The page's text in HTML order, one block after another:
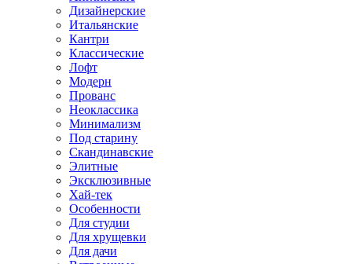
Дизайнерские
Итальянские
Кантри
Классические
Лофт
Модерн
Прованс
Неоклассика
Минимализм
Под старину
Скандинавские
Элитные
Эксклюзивные
Хай-тек
Особенности
Для студии
Для хрущевки
Для дачи